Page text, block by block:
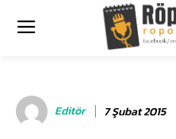
Editör 7 Şubat 2015